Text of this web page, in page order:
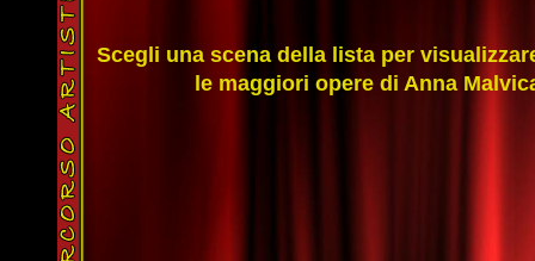
Scegli una scena della lista per
le maggiori opere di Anna